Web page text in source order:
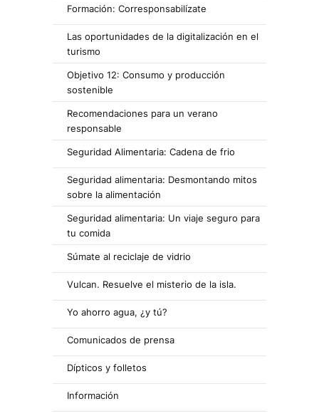
Formación: Corresponsabilízate
Las oportunidades de la digitalización en el
turismo
Objetivo 12: Consumo y producción
sostenible
Recomendaciones para un verano
responsable
Seguridad Alimentaria: Cadena de frio
Seguridad alimentaria: Desmontando mitos
sobre la alimentación
Seguridad alimentaria: Un viaje seguro para
tu comida
Súmate al reciclaje de vidrio
Vulcan. Resuelve el misterio de la isla.
Yo ahorro agua, ¿y tú?
Comunicados de prensa
Dípticos y folletos
Información